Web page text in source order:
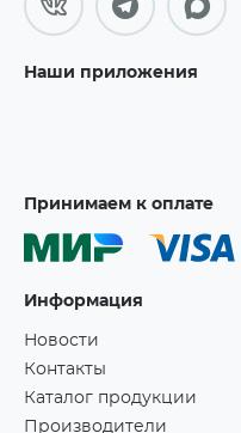
Наши приложения
Принимаем к оплате
Информация
Новости
Контакты
Каталог продукции
Производители